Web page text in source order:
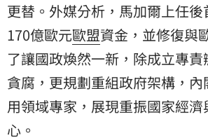
更替。外媒分析，馬加爾上任
170億歐元歐盟資金，並修復與
了讓國政煥然一新，除成立專
貪腐，更規劃重組政府架構，
用領域專家，展現重振國家經
心。